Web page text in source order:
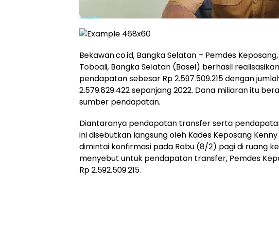
Bekawan.co.id, Bangka Selatan – Pemdes
Toboali, Bangka Selatan (Basel) berhasil
pendapatan sebesar Rp 2.597.509.215 dengan
2.579.829.422 sepanjang 2022. Dana miliaran itu
sumber pendapatan.
Diantaranya pendapatan transfer serta
ini disebutkan langsung oleh Kades Keposang
dimintai konfirmasi pada Rabu (8/2) pagi di ruang
menyebut untuk pendapatan transfer, Pemdes
Rp 2.592.509.215.